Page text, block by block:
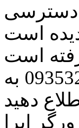
دسترسی
است
است
مراتب این مسئله را از طریق شماره تلفن 09353273300 به
دهید
اپرا